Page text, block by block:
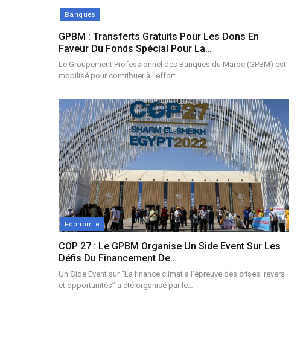
Banques
GPBM : Transferts Gratuits Pour Les Dons En
Faveur Du Fonds Spécial Pour La…
Le Groupement Professionnel des Banques du Maroc (GPBM) est
mobilisé pour contribuer à l’effort…
Economie
COP 27 : Le GPBM Organise Un Side Event Sur Les
Défis Du Financement De…
Un Side Event sur “La finance climat à l’épreuve des crises: revers
et opportunités” a été organisé par le…